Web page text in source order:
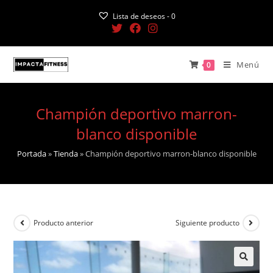
Lista de deseos -0
0 Menú
Champión deportivo marron-
blanco disponible
Portada»Tienda»Champión deportivo marron-blanco disponible
Producto anterior Siguiente producto